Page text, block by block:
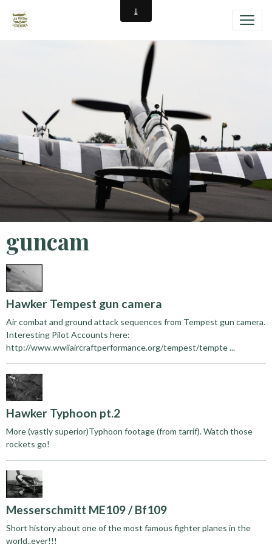
guncam
Hawker Tempest gun camera
Air combat and ground attack sequences from Tempest gun camera.
Interesting Pilot Accounts here:
http://www.wwiiaircraftperformance.org/tempest/tempte ...
Hawker Typhoon pt.2
More (vastly superior)Typhoon footage (from tarrif). Watch those
rockets go!
Messerschmitt ME109 / Bf109
Short history about one of the most famous fighter planes in the
world..ever!!!